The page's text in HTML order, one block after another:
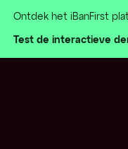
Ontdek het iBanFirst
Test de interactieve